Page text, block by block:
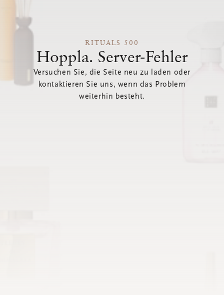
RITUALS 500
Hoppla. Server-Fehler
Versuchen Sie, die Seite neu zu laden oder
kontaktieren Sie uns, wenn das Problem
weiterhin besteht.